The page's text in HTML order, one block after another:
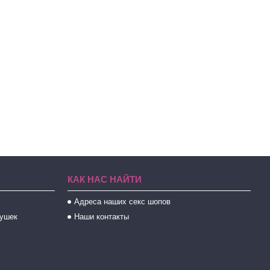
КАК НАС НАЙТИ
Адреса наших секс шопов
Наши контакты